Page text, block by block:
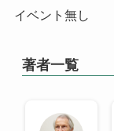
イベント無し
著者一覧